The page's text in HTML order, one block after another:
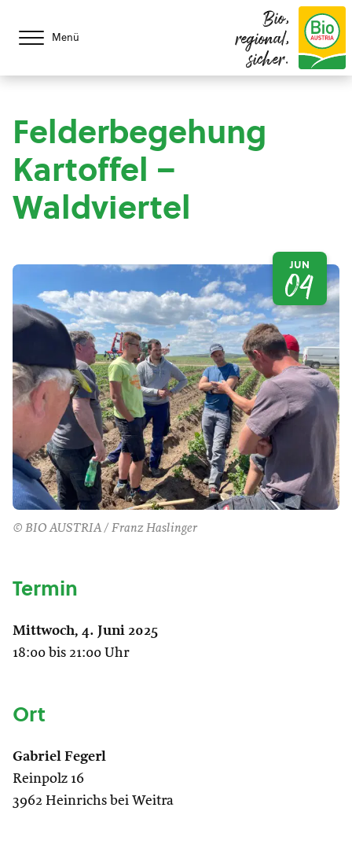
Menü
Bio,
regional,
sicher.
Felderbegehung
Kartoffel –
Waldviertel
© BIO AUSTRIA / Franz Haslinger
JUN
04
Termin
Mittwoch, 4. Juni 2025
18:00 bis 21:00 Uhr
Ort
Gabriel Fegerl
Reinpolz 16
3962 Heinrichs bei Weitra